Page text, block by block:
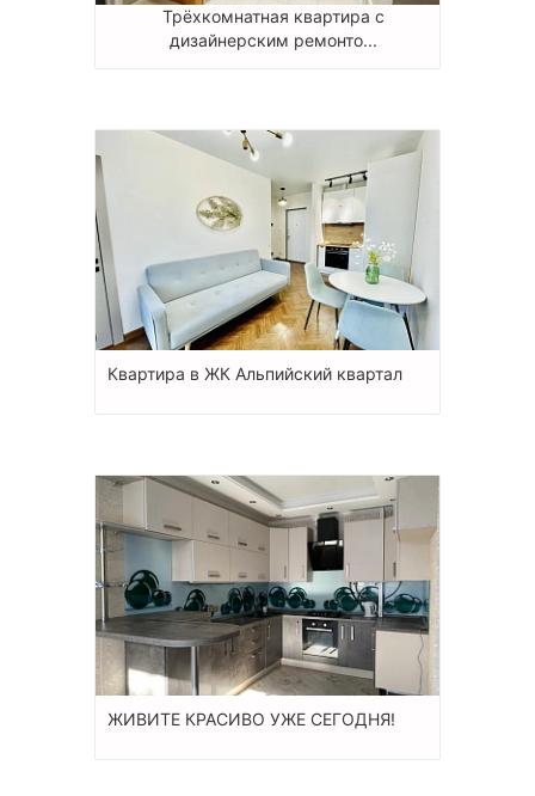
Трёхкомнатная квартира с
дизайнерским ремонто...
Квартира в ЖК Альпийский квартал
ЖИВИТЕ КРАСИВО УЖЕ СЕГОДНЯ!